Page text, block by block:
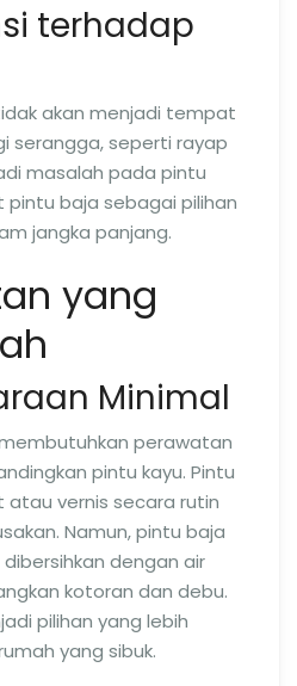
terhadap
akan menjadi tempat
serangga, seperti rayap
masalah pada pintu
pintu baja sebagai pilihan
jangka panjang.
yang
Minimal
perawatan
pintu kayu. Pintu
atau vernis secara rutin
Namun, pintu baja
dengan air
kotoran dan debu.
pilihan yang lebih
yang sibuk.